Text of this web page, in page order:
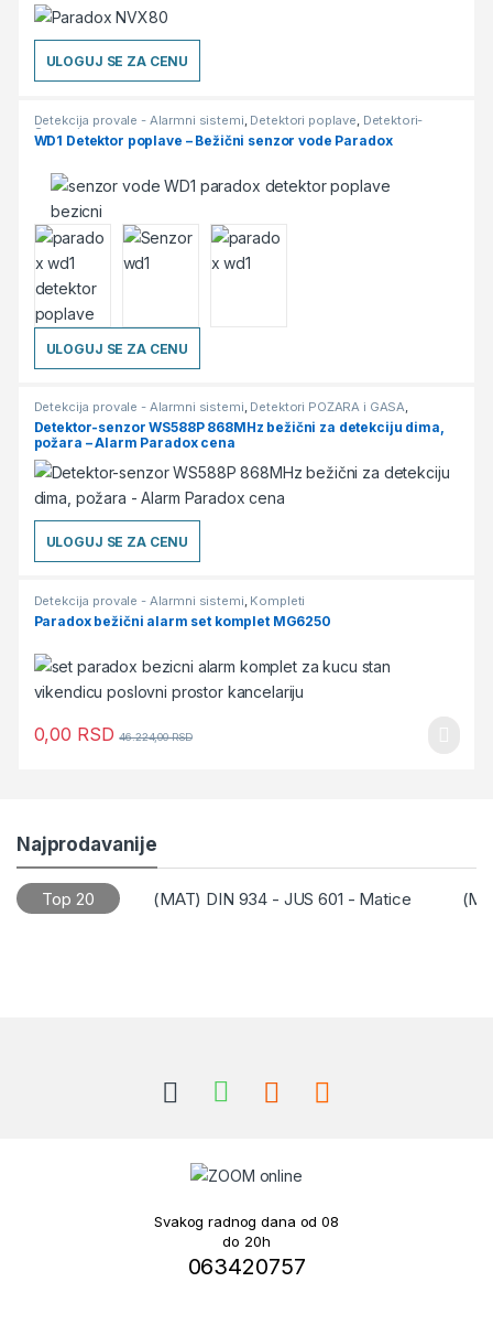
ULOGUJ SE ZA CENU
Detekcija provale - Alarmni sistemi, Detektori poplave, Detektori-
Senzori
WD1 Detektor poplave – Bežični senzor vode Paradox
ULOGUJ SE ZA CENU
Detekcija provale - Alarmni sistemi, Detektori POŽARA i GASA,
Detektori-Senzori
Detektor-senzor WS588P 868MHz bežični za detekciju dima,
požara – Alarm Paradox cena
ULOGUJ SE ZA CENU
Detekcija provale - Alarmni sistemi, Kompleti
Paradox bežični alarm set komplet MG6250
0,00 RSD 46.224,00RSD
Najprodavanije
Top 20 (MAT) DIN 934 - JUS 601 - Matice
Svakog radnog dana od 08
do 20h
063420757